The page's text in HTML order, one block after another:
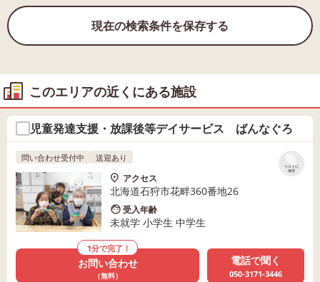
現在の検索条件を保存する
このエリアの近くにある施設
児童発達支援・放課後等デイサービス ばんなぐろ
リストに
保存
問い合わせ受付中 送迎あり
アクセス
北海道石狩市花畔360番地26
受入年齢
未就学 小学生 中学生
1分で完了！
お問い合わせ
（無料）
電話で聞く
050-3171-3446